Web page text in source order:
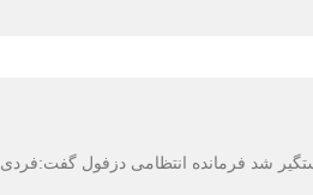
بود دستگیر شد فرمانده انتظامی دزفول گفت:فردی